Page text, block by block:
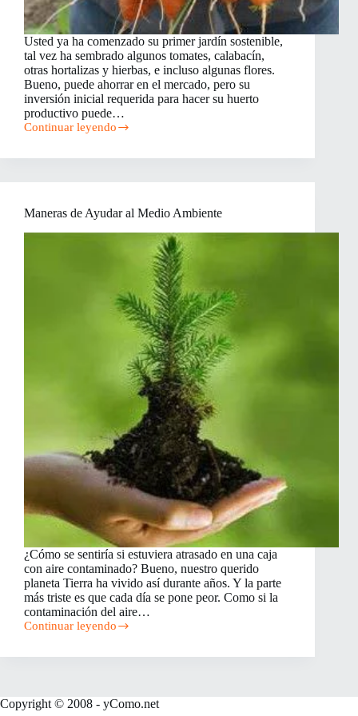
Usted ya ha comenzado su primer jardín sostenible,
tal vez ha sembrado algunos tomates, calabacín,
otras hortalizas y hierbas, e incluso algunas flores.
Bueno, puede ahorrar en el mercado, pero su
inversión inicial requerida para hacer su huerto
productivo puede…
Continuar leyendo
Jardín
Maneras de Ayudar al Medio Ambiente
¿Cómo se sentiría si estuviera atrasado en una caja
con aire contaminado? Bueno, nuestro querido
planeta Tierra ha vivido así durante años. Y la parte
más triste es que cada día se pone peor. Como si la
contaminación del aire…
Continuar leyendo
Maneras
Ayudar
Ambiente
Copyright © 2008 - yComo.net